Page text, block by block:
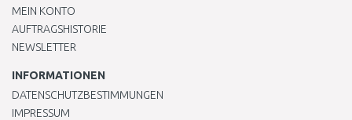
MEIN KONTO
AUFTRAGSHISTORIE
NEWSLETTER
INFORMATIONEN
DATENSCHUTZBESTIMMUNGEN
IMPRESSUM